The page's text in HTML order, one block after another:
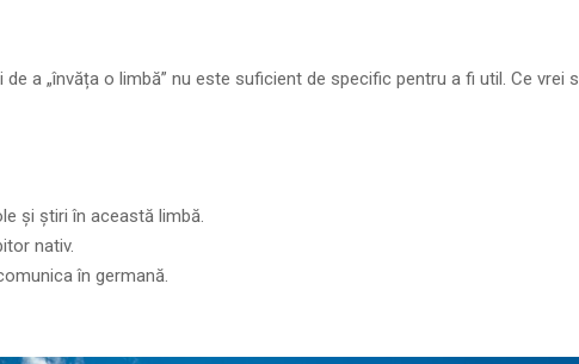
a „învăța o limbă” nu este suficient de specific pentru a fi util. Ce vrei
și știri în această limbă.
nativ.
în germană.